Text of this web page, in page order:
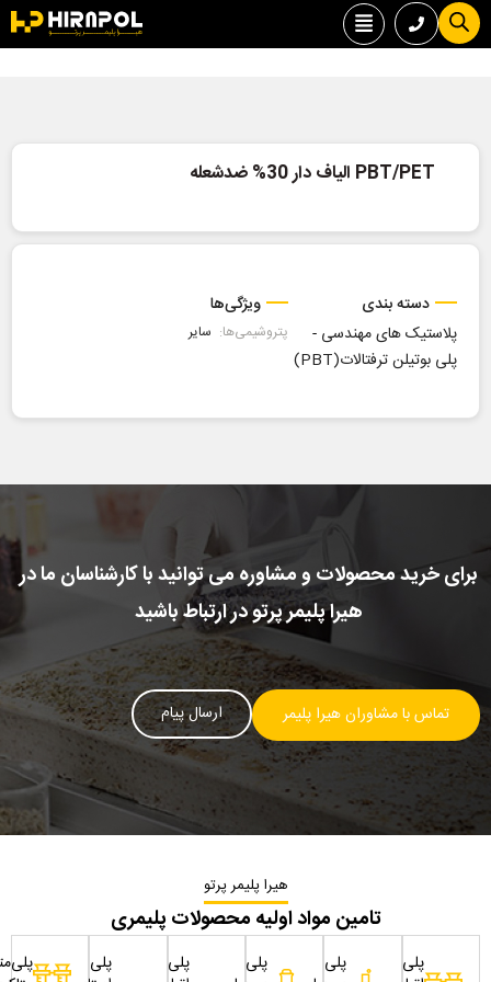
PBT/PET الیاف دار 30% ضدشعله
دسته بندی
پلاستیک های مهندسی -
پلی بوتیلن ترفتالات(PBT)
ویژگی‌ها
پتروشیمی‌ها: سایر
برای خرید محصولات و مشاوره می توانید با کارشناسان ما در
هیرا پلیمر پرتو در ارتباط باشید
تماس با مشاوران هیرا پلیمر ارسال پیام
هیرا پلیمر پرتو
تامین مواد اولیه محصولات پلیمری
پلی
پلی
پلی
پلی
پلی